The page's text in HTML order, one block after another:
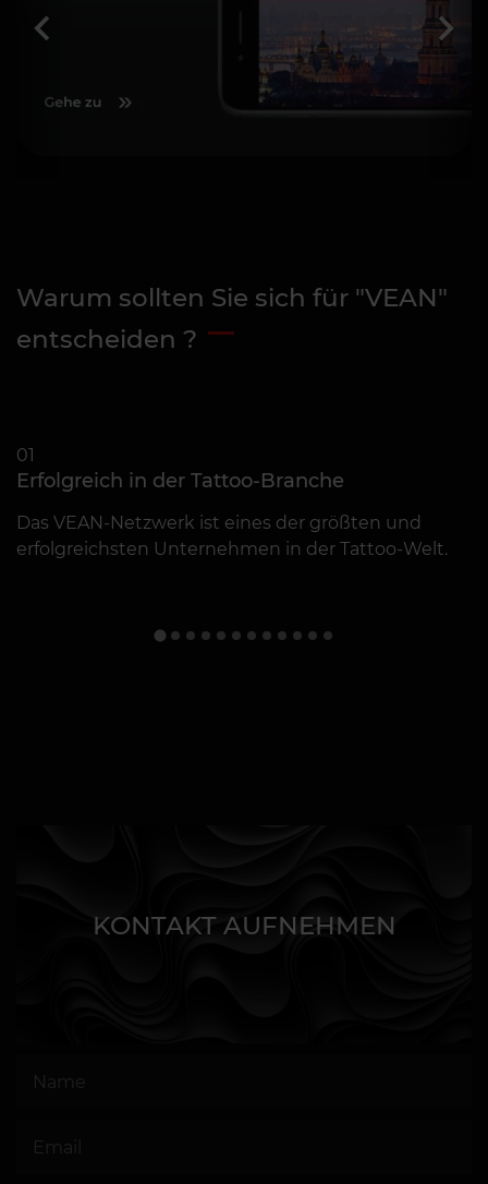
Warum sollten Sie sich für "VEAN"
entscheiden ?
01
Erfolgreich in der Tattoo-Branche
Das VEAN-Netzwerk ist eines der größten und
erfolgreichsten Unternehmen in der Tattoo-Welt.
KONTAKT AUFNEHMEN